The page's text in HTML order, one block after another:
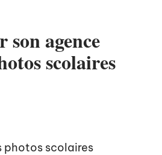
son agence
scolaires
photos scolaires